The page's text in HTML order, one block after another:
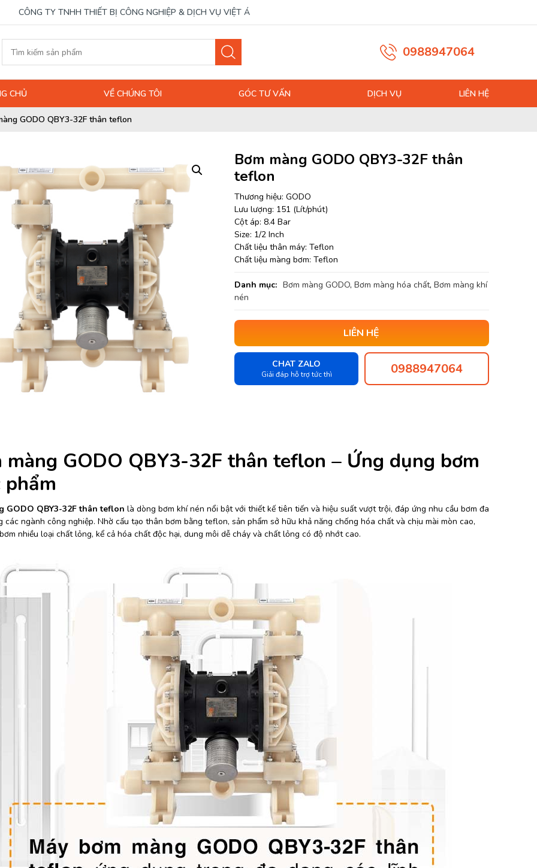
CÔNG TY TNHH THIẾT BỊ CÔNG NGHIỆP & DỊCH VỤ VIỆT Á
0988947064
CHỦ VỀ CHÚNG TÔI GÓC TƯ VẤN DỊCH VỤ LIÊN HỆ
GODO QBY3-32F thân teflon
Bơm màng GODO QBY3-32F thân
teflon
Thương hiệu: GODO
Lưu lượng: 151 (Lít/phút)
Cột áp: 8.4 Bar
Size: 1/2 Inch
Chất liệu thân máy: Teflon
Chất liệu màng bơm: Teflon
Danh mục: Bơm màng GODO, Bơm màng hóa chất, Bơm màng khí
nén
LIÊN HỆ
CHAT ZALO
Giải đáp hỗ trợ tức thì 0988947064
màng GODO QBY3-32F thân teflon – Ứng dụng bơm
GODO QBY3-32F thân teflon là dòng bơm khí nén nổi bật với thiết kế tiên tiến và hiệu suất vượt trội, đáp ứng nhu cầu bơm đa
các ngành công nghiệp. Nhờ cấu tạo thân bơm bằng teflon, sản phẩm sở hữu khả năng chống hóa chất và chịu mài mòn cao,
nhiều loại chất lỏng, kể cả hóa chất độc hại, dung môi dễ cháy và chất lỏng có độ nhớt cao.